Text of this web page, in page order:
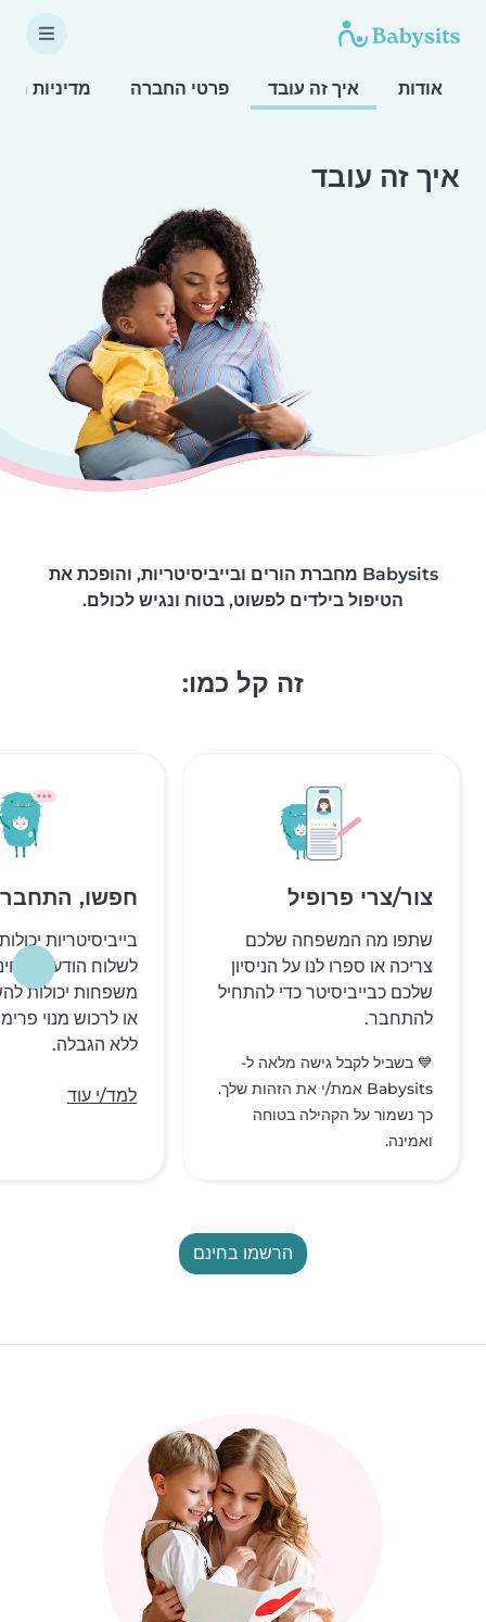
אודות איך זה עובד פרטי החברה מדיניות
איך זה עובד
Babysits מחברת הורים ובייביסיטריות, והופכת את
הטיפול בילדים לפשוט, בטוח ונגיש לכולם.
זה קל כמו:
צור/צרי פרופיל
שתפו מה המשפחה שלכם
צריכה או ספרו לנו על הניסיון
שלכם כבייביסיטר כדי להתחיל
להתחבר.
💙 בשביל לקבל גישה מלאה ל-
Babysits אמת/י את הזהות שלך.
כך נשמור על הקהילה בטוחה
ואמינה.
חפשו,
בייביסיטריות
לשלוח הודעות
משפחות יכולות
או לרכוש מנוי
ללא הגבלה.
למד/י עוד
הרשמו בחינם